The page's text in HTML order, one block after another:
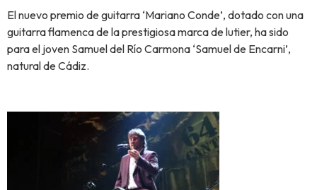
El nuevo premio de guitarra ‘Mariano Conde’, dotado con una
guitarra flamenca de la prestigiosa marca de lutier, ha sido
para el joven Samuel del Río Carmona ‘Samuel de Encarni’,
natural de Cádiz.